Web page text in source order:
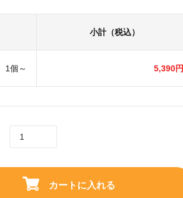
小計（税込）
1個～ 5,390円
カートに入れる